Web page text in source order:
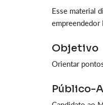
Esse material
empreendedor
Objetivo
Orientar
Público-